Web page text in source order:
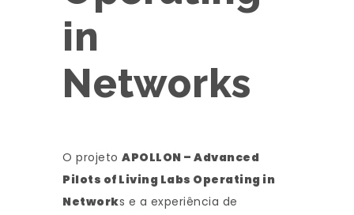
in
Networks
O projeto APOLLON – Advanced
Pilots of Living Labs Operating in
Networks e a experiência de